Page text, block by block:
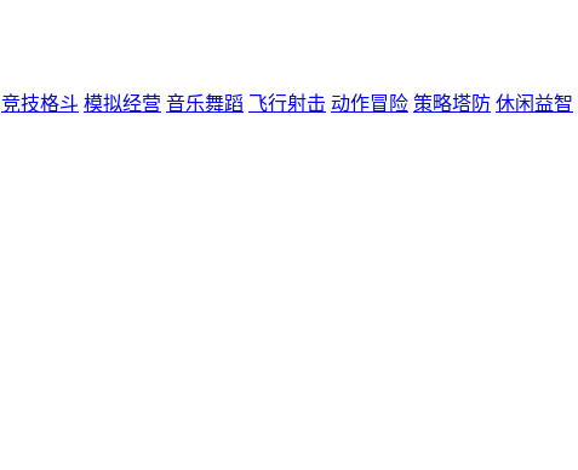
竞技格斗 模拟经营 音乐舞蹈 飞行射击 动作冒险 策略塔防 休闲益智